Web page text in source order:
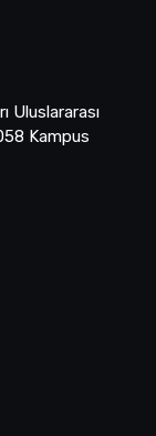
Uluslararası
Kampus